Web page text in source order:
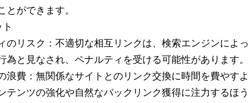
とができます。
のリスク：不適切な相互リンクは、検索エンジンによっ
為と見なされ、ペナルティを受ける可能性があります。
浪費：無関係なサイトとのリンク交換に時間を費やすよ
テンツの強化や自然なバックリンク獲得に注力するほう